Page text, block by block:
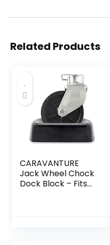
Related Products
CARAVANTURE
Jack Wheel Chock
Dock Block – Fits